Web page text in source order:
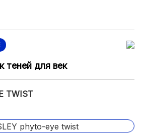
теней для век
TWIST